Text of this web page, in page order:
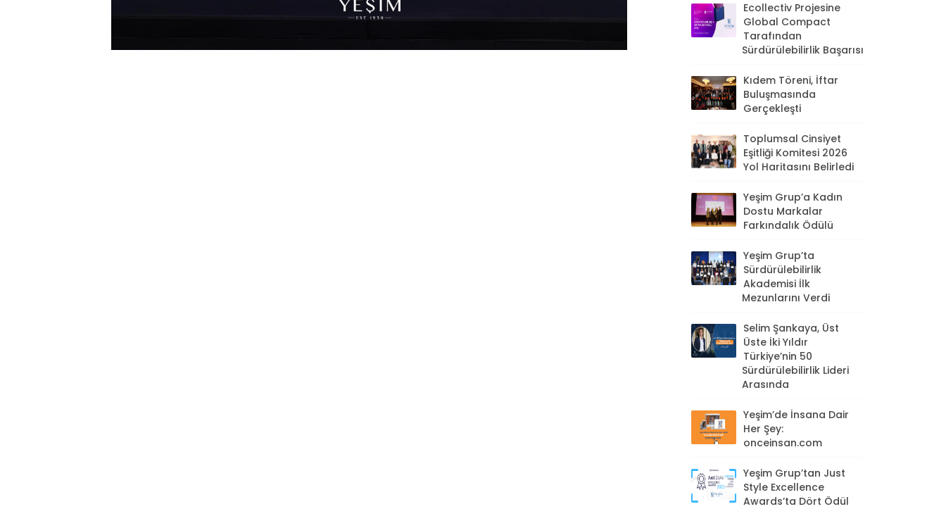
Ecollectiv Projesine
Global Compact
Tarafından
Sürdürülebilirlik Başarısı
Kıdem Töreni, İftar
Buluşmasında
Gerçekleşti
Toplumsal Cinsiyet
Eşitliği Komitesi 2026
Yol Haritasını Belirledi
Yeşim Grup’a Kadın
Dostu Markalar
Farkındalık Ödülü
Yeşim Grup’ta
Sürdürülebilirlik
Akademisi İlk
Mezunlarını Verdi
Selim Şankaya, Üst
Üste İki Yıldır
Türkiye’nin 50
Sürdürülebilirlik Lideri
Arasında
Yeşim’de İnsana Dair
Her Şey:
onceinsan.com
Yeşim Grup’tan Just
Style Excellence
Awards’ta Dört Ödül